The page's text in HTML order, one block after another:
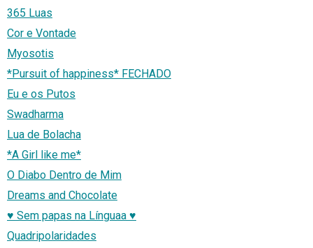
365 Luas
Cor e Vontade
Myosotis
*Pursuit of happiness* FECHADO
Eu e os Putos
Swadharma
Lua de Bolacha
*A Girl like me*
O Diabo Dentro de Mim
Dreams and Chocolate
♥ Sem papas na Línguaa ♥
Quadripolaridades